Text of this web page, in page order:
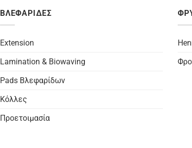
ΒΛΕΦΑΡΙΔΕΣ
Extension
Lamination & Biowaving
Pads Βλεφαρίδων
Κόλλες
Προετοιμασία